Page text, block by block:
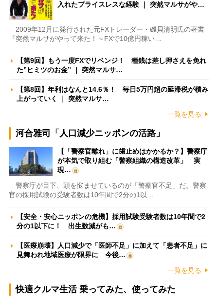
入れたプライスレスな経験 ｜ 突然マルサがや…
2009年12月に発行された元FXトレーダー・磯貝清明氏の著書
『突然マルサがやって来た！～FXで10億円稼い…
【第9回】もう一度FXでリベンジ！ 種銭は差し押さえを免れ
た”ヒミツのお金” ｜ 突然マルサ…
【第8回】年利はなんと14.6％！ 毎日5万円超の延滞税が積み
上がっていく ｜ 突然マルサ…
一覧を見る
河合雅司「人口減少ニッポンの活路」
【「警察官離れ」に歯止めはかかるか？】警察庁
が本気で取り組む「警察組織の構造改革」 実
現…
警察庁が目下、頭を悩ませているのが「警察官不足」だ。警察
官の採用試験の受験者数は10年間で2分の1以…
【安全・安心ニッポンの危機】採用試験受験者数は10年間で2
分の1以下に！ 出生数減がも…
【医療崩壊】人口減少で「医師不足」に加えて「患者不足」に
見舞われ地域医療が限界に 今後…
一覧を見る
快適クルマ生活 乗ってみた、使ってみた